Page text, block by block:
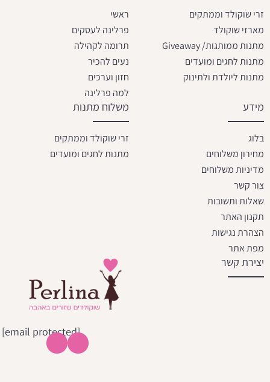
זרי שוקולד וממתקים
מארזי שוקולד
מתנות ממותגות/ Giveaway
מתנות לחגים ומועדים
מתנות ליולדת ולתינוק
ראשי
פרלינה לעסקים
תרומה לקהילה
נעים להכיר
חזון וערכים
למה פרלינה
מידע
בלוג
מחירון משלוחים
מדיניות משלוחים
צור קשר
שאלות ותשובות
תקנון האתר
הצהרת נגישות
מפת אתר
משלוח מתנות
זרי שוקולד וממתקים
מתנות לחגים ומועדים
יצירת קשר
[email protected]